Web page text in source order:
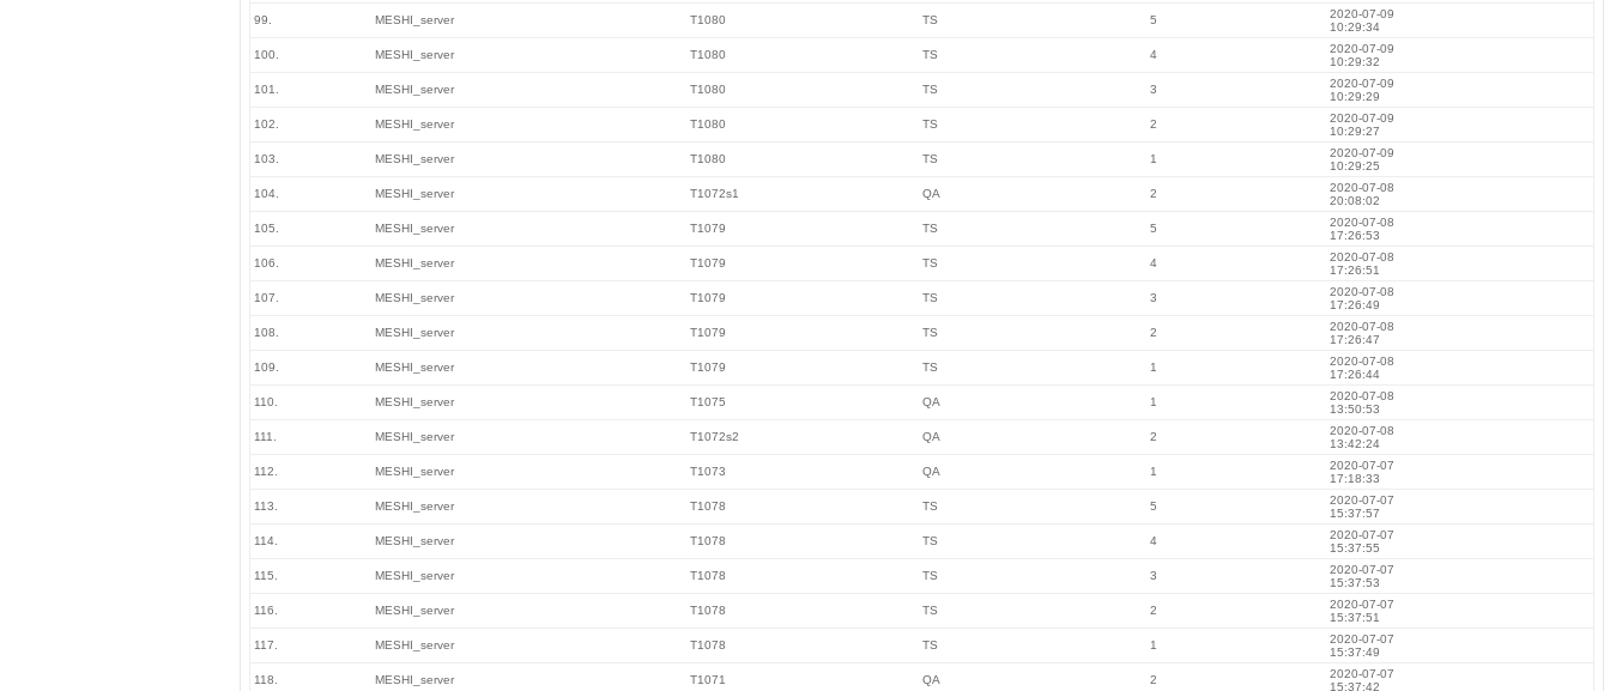
99. MESHI_server T1080 TS 5
2020-07-09
10:29:34
100. MESHI_server T1080 TS 4
2020-07-09
10:29:32
101. MESHI_server T1080 TS 3
2020-07-09
10:29:29
102. MESHI_server T1080 TS 2
2020-07-09
10:29:27
103. MESHI_server T1080 TS 1
2020-07-09
10:29:25
104. MESHI_server T1072s1 QA 2
2020-07-08
20:08:02
105. MESHI_server T1079 TS 5
2020-07-08
17:26:53
106. MESHI_server T1079 TS 4
2020-07-08
17:26:51
107. MESHI_server T1079 TS 3
2020-07-08
17:26:49
108. MESHI_server T1079 TS 2
2020-07-08
17:26:47
109. MESHI_server T1079 TS 1
2020-07-08
17:26:44
110. MESHI_server T1075 QA 1
2020-07-08
13:50:53
111. MESHI_server T1072s2 QA 2
2020-07-08
13:42:24
112. MESHI_server T1073 QA 1
2020-07-07
17:18:33
113. MESHI_server T1078 TS 5
2020-07-07
15:37:57
114. MESHI_server T1078 TS 4
2020-07-07
15:37:55
115. MESHI_server T1078 TS 3
2020-07-07
15:37:53
116. MESHI_server T1078 TS 2
2020-07-07
15:37:51
117. MESHI_server T1078 TS 1
2020-07-07
15:37:49
118. MESHI_server T1071 QA 2
2020-07-07
15:37:42